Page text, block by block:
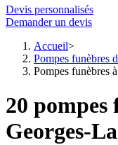
Devis personnalisés
Demander un devis
Accueil
Pompes funèbres
Pompes funèbres
20 pompes
Georges-